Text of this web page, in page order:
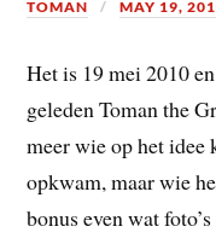
TOMAN MAY 19,
Het is 19 mei 2010
geleden Toman the
meer wie op het idee
opkwam, maar wie
bonus even wat